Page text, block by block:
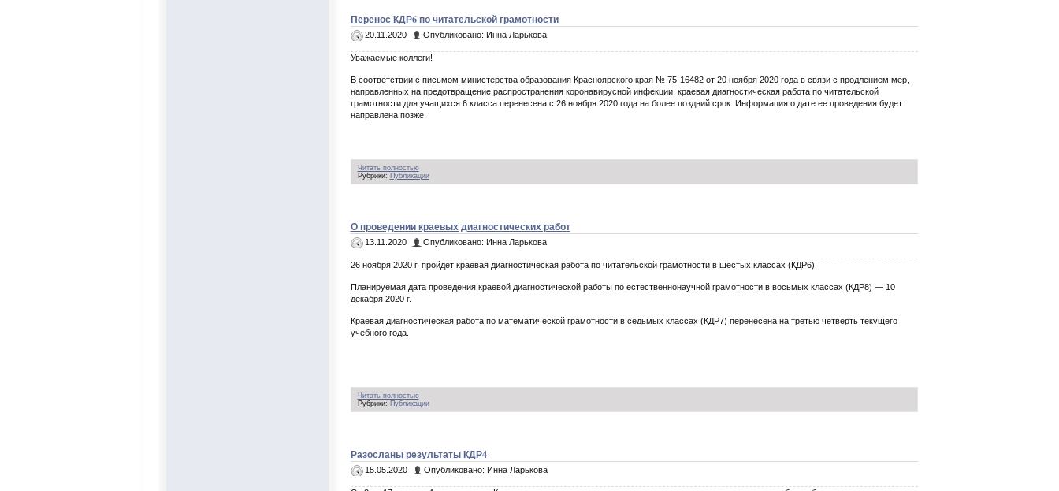
Перенос КДР6 по читательской грамотности
20.11.2020 Опубликовано: Инна Ларькова
Уважаемые коллеги!
В соответствии с письмом министерства образования Красноярского края № 75-16482 от 20 ноября 2020 года в связи с продлением мер,
направленных на предотвращение распространения коронавирусной инфекции, краевая диагностическая работа по читательской
грамотности для учащихся 6 класса перенесена с 26 ноября 2020 года на более поздний срок. Информация о дате ее проведения будет
направлена позже.
Читать полностью
Рубрики: Публикации
О проведении краевых диагностических работ
13.11.2020 Опубликовано: Инна Ларькова
26 ноября 2020 г. пройдет краевая диагностическая работа по читательской грамотности в шестых классах (КДР6).
Планируемая дата проведения краевой диагностической работы по естественнонаучной грамотности в восьмых классах (КДР8) — 10
декабря 2020 г.
Краевая диагностическая работа по математической грамотности в седьмых классах (КДР7) перенесена на третью четверть текущего
учебного года.
Читать полностью
Рубрики: Публикации
Разосланы результаты КДР4
15.05.2020 Опубликовано: Инна Ларькова